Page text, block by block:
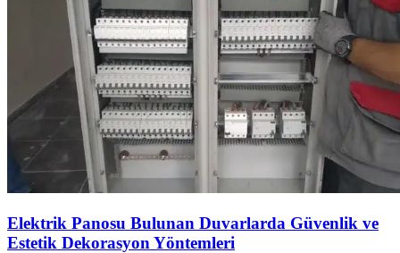
Elektrik Panosu Bulunan Duvarlarda Güvenlik ve
Estetik Dekorasyon Yöntemleri